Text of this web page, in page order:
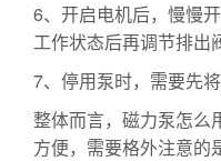
6、开启电机后，慢慢
工作状态后再调节排出
7、停用泵时，需要先
整体而言，磁力泵怎么
方便，需要格外注意的